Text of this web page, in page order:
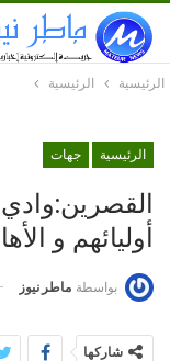
الرئيسية الرئيسية
الرئيسية جهات
أوليائهم و
بواسطة ماطر نيوز
شاركها